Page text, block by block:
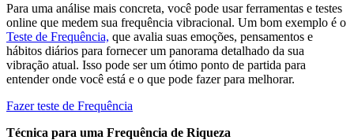
Para uma análise mais concreta, você pode usar ferramentas e testes
online que medem sua frequência vibracional. Um bom exemplo é o
Teste de Frequência, que avalia suas emoções, pensamentos e
hábitos diários para fornecer um panorama detalhado da sua
vibração atual. Isso pode ser um ótimo ponto de partida para
entender onde você está e o que pode fazer para melhorar.
Fazer teste de Frequência
Técnica para uma Frequência de Riqueza